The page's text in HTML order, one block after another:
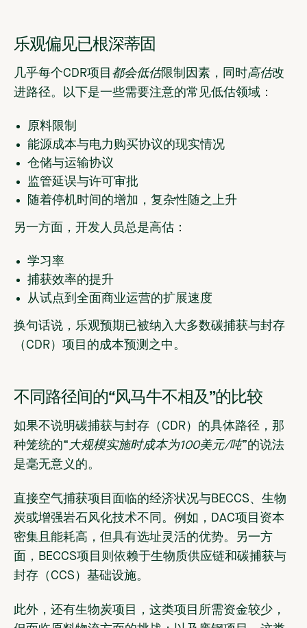
乐观偏见已根深蒂固
几乎每个CDR项目 都会低估限制因素，同时高估改
进路径。以下是一些需要注意的常见低估领域：
原料限制
能源成本与电力购买协议的现实情况
仓储与运输协议
监管延误与许可审批
随着停机时间的增加，复杂性随之上升
另一方面，开发人员总是高估：
学习率
捕获效率的提升
从试点到全面商业运营的扩展速度
换句话说，乐观预期已被纳入大多数碳捕获与封存
（CDR）项目的成本预测之中。
不同路径间的“风马牛不相及”的比较
如果不说明碳捕获与封存（CDR）的具体路径，那
种笼统的“ 大规模实施时成本为100美元/吨”的说法
是毫无意义的。
直接空气捕获项目面临的经济状况与BECCS、生物
炭或增强岩石风化技术不同。例如，DAC项目资本
密集且能耗高，但具有选址灵活的优势。另一方
面，BECCS项目则依赖于生物质供应链和碳捕获与
封存（CCS）基础设施。
此外，还有生物炭项目，这类项目所需资金较少，